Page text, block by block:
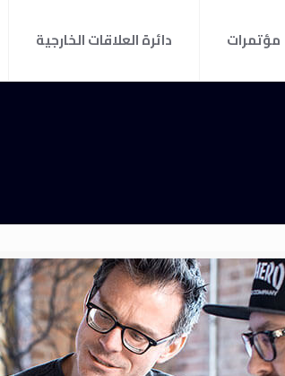
مؤتمرات دائرة العلاقات الخارجية